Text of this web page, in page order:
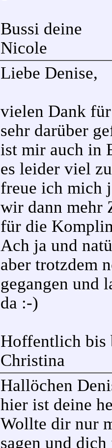
Bussi deine
Nicole
Liebe Denise,
vielen Dank
sehr darüber
ist mir auch in
es leider viel
freue ich mich
wir dann mehr
für die
Ach ja und
aber trotzdem
gegangen und
da :-)
Hoffentlich bis
Christina
Hallöchen
hier ist deine
Wollte dir nur
sagen und